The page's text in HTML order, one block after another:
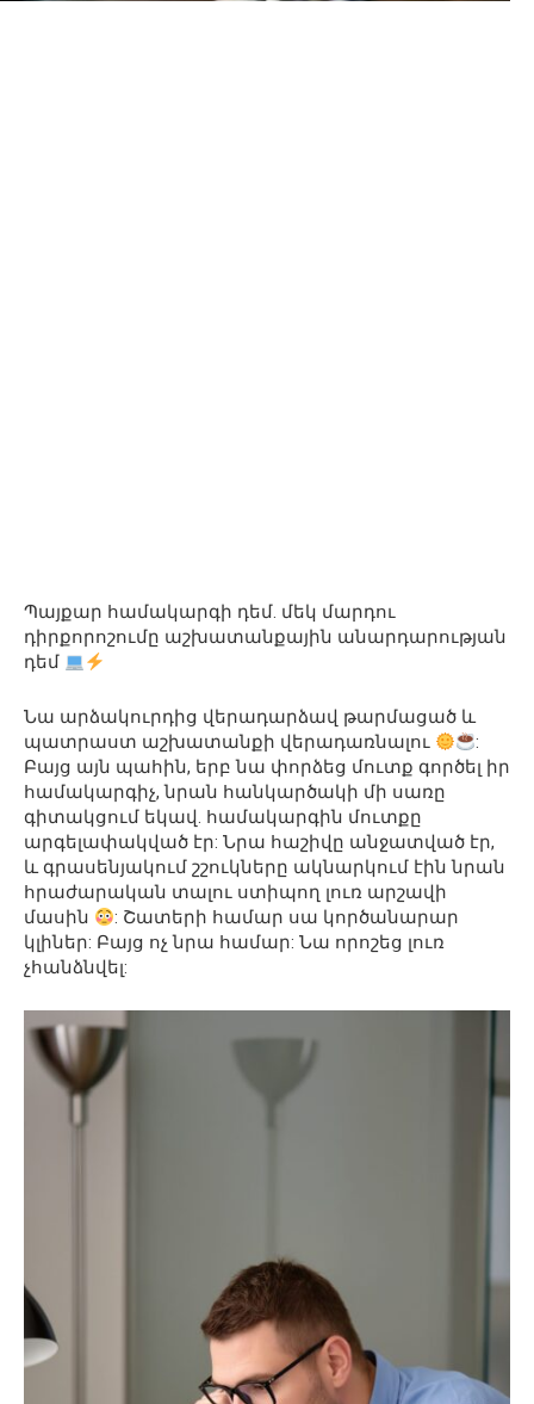
Պայքար համակարգի դեմ. մեկ մարդու
դիրքորոշումը աշխատանքային անարդարության
դեմ
Նա արձակուրդից վերադարձավ թարմացած և
պատրաստ աշխատանքի վերադառնալու
:
Բայց այն պահին, երբ նա փորձեց մուտք գործել իր
համակարգիչ, նրան հանկարծակի մի սառը
գիտակցում եկավ. համակարգին մուտքը
արգելափակված էր: Նրա հաշիվը անջատված էր,
և գրասենյակում շշուկները ակնարկում էին նրան
հրաժարական տալու ստիպող լուռ արշավի
մասին
: Շատերի համար սա կործանարար
կլիներ: Բայց ոչ նրա համար: Նա որոշեց լուռ
չհանձնվել: